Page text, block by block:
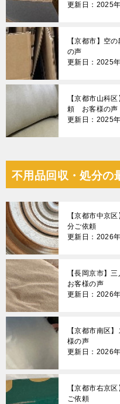
更新日：2025
【京都市】空
の声
更新日：2025
【京都市山科
頼 お客様の声
更新日：2025
不用品回収・処分の
【京都市中京
分ご依頼
更新日：2026
【長岡京市】
お客様の声
更新日：2026
【京都市南区
様の声
更新日：2026
【京都市右京
ご依頼